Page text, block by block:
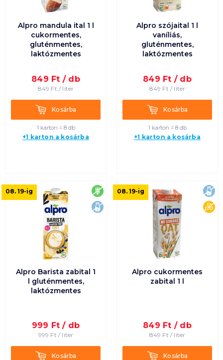
Alpro mandula ital 1 l
cukormentes,
gluténmentes,
laktózmentes
849 Ft / db
849 Ft / liter
KosárbaKosárba
1 karton = 8 db
+1 karton a kosárba
Alpro szójaital 1 l
vaníliás,
gluténmentes,
laktózmentes
849 Ft / db
849 Ft / liter
KosárbaKosárba
1 karton = 8 db
+1 karton a kosárba
gluténmentes
laktózmentes
Alpro Barista zabital 1
l gluténmentes,
laktózmentes
999 Ft / db
999 Ft / liter
KosárbaKosárba
08. 19-ig
Alpro cukormentes
zabital 1 l
849 Ft / db
849 Ft / liter
KosárbaKosárba
08. 19-ig